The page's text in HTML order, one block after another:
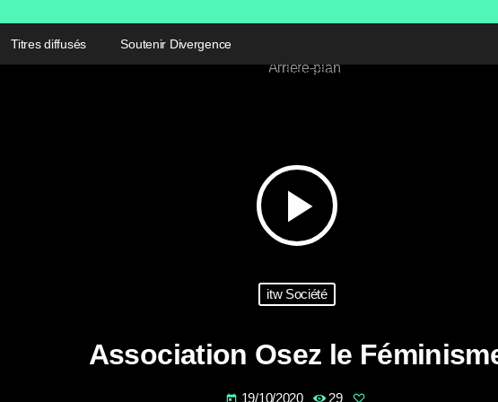
Titres diffusés Soutenir Divergence
play_arrow
itw Société
Association Osez le
today 19/10/2020 29